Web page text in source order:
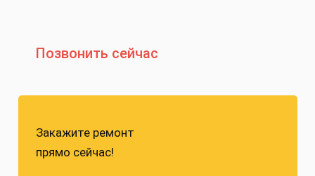
Позвонить сейчас
Закажите ремонт
прямо сейчас!